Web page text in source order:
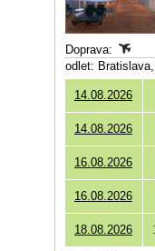
Doprava:
odlet:
14.08.2026
14.08.2026
16.08.2026
16.08.2026
18.08.2026